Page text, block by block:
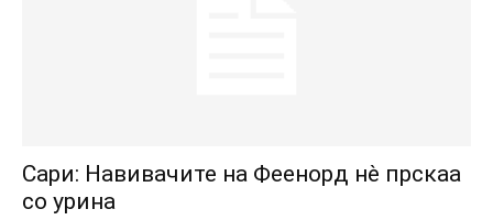
Сари: Навивачите на Феенорд нè прскаа
со урина